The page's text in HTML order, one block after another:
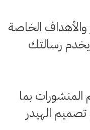
والأهداف الخاصة
رسالتك
بما
مع تصميم الهيدر